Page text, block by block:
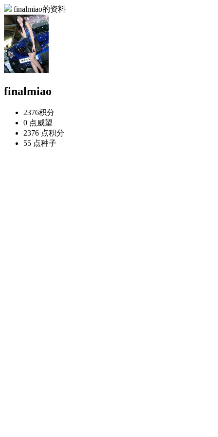
finalmiao的资料
finalmiao
2376积分
0 点威望
2376 点积分
55 点种子